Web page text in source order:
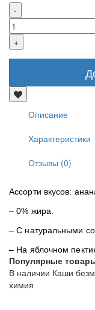
Описание
Характеристики
Отзывы (0)
Ассорти вкусов:
– 0% жира.
– С натуральными
– На яблочном
Популярные
В наличии Каши
химия